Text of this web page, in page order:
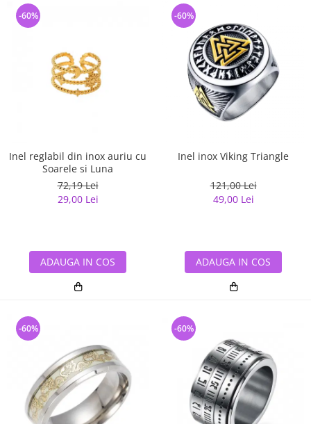
Inel reglabil din inox auriu cu
Soarele si Luna
72,19 Lei
29,00 Lei
-60%
ADAUGA IN COS
Inel inox Viking Triangle
121,00 Lei
49,00 Lei
-60%
ADAUGA IN COS
-60% -60%